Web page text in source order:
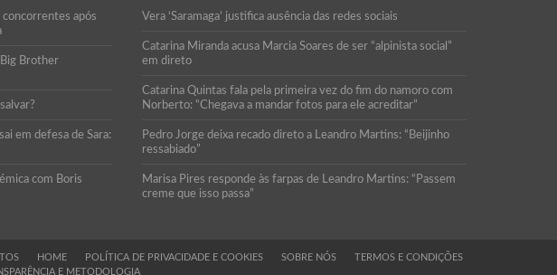
após
Big Brother
em defesa de Sara:
com Boris
Vera ‘Saramaga’ justifica ausência das redes sociais
Catarina Miranda acusa Marcia Soares de ser “alpinista social”
em direto
Catarina Quintas fala pela primeira vez do fim do namoro com
Norberto: “Chegava a mandar fotos para ele acreditar”
Pedro Jorge deixa recado direto a Leandro Martins: “Beijinho
ressabiado”
Marisa Pires responde às farpas de Leandro Martins: “Passem
creme que isso passa”
HOME POLÍTICA DE PRIVACIDADE E COOKIES SOBRE NÓS
TERMOS E CONDIÇÕES
E METODOLOGIA